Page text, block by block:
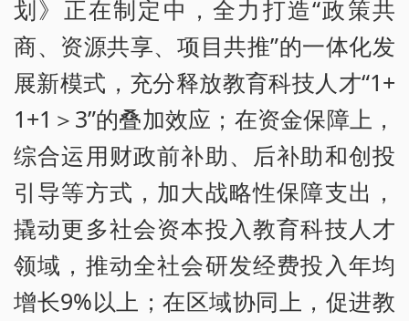
划》正在制定中，全力打造“政策共
商、资源共享、项目共推”的一体化发
展新模式，充分释放教育科技人才“1+
1+1＞3”的叠加效应；在资金保障上，
综合运用财政前补助、后补助和创投
引导等方式，加大战略性保障支出，
撬动更多社会资本投入教育科技人才
领域，推动全社会研发经费投入年均
增长9%以上；在区域协同上，促进教